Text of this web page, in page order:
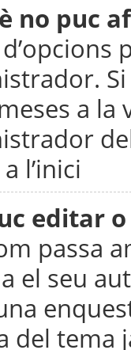
no puc
a
l’inici
editar
passa
el seu
del tema